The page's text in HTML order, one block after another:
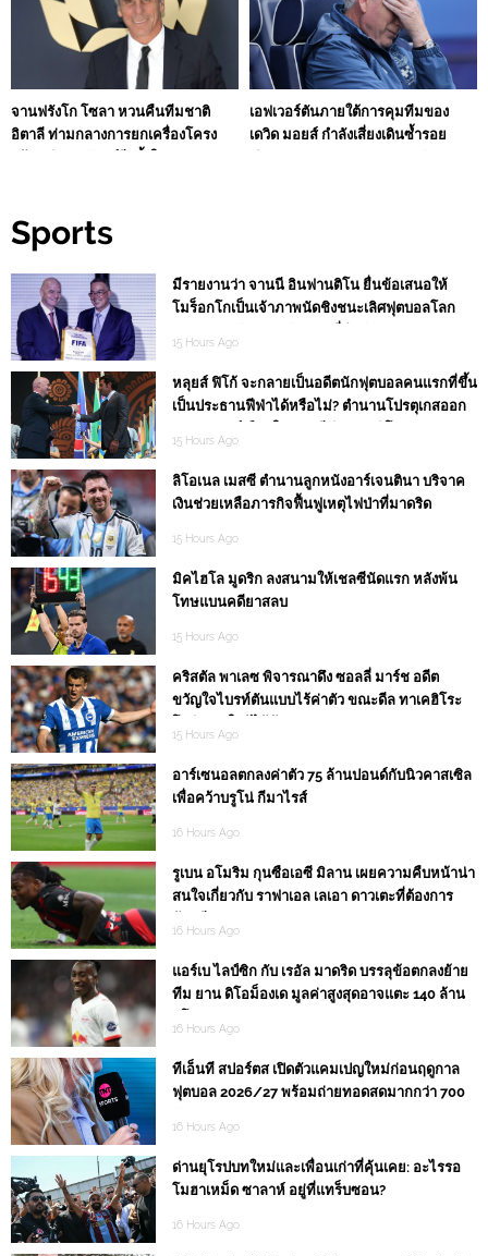
จานฟรังโก โซลา หวนคืนทีมชาติ
อิตาลี ท่ามกลางการยกเครื่องโครง
เอฟเวอร์ตันภายใต้การคุมทีมของ
เดวิด มอยส์ กำลังเสี่ยงเดินซ้ำรอย
Sports
มีรายงานว่า จานนี อินฟานติโน ยื่นข้อเสนอให้
โมร็อกโกเป็นเจ้าภาพนัดชิงชนะเลิศฟุตบอลโลก
15 Hours Ago
หลุยส์ ฟิโก้ จะกลายเป็นอดีตนักฟุตบอลคนแรกที่ขึ้น
เป็นประธานฟีฟ่าได้หรือไม่? ตำนานโปรตุเกสออก
15 Hours Ago
ลิโอเนล เมสซี ตำนานลูกหนังอาร์เจนตินา บริจาค
เงินช่วยเหลือภารกิจฟื้นฟูเหตุไฟป่าที่มาดริด
15 Hours Ago
มิคไฮโล มูดริก ลงสนามให้เชลซีนัดแรก หลังพ้น
โทษแบนคดียาสลบ
15 Hours Ago
คริสตัล พาเลซ พิจารณาดึง ซอลลี่ มาร์ช อดีต
ขวัญใจไบรท์ตันแบบไร้ค่าตัว ขณะดีล ทาเคฮิโระ
15 Hours Ago
อาร์เซนอลตกลงค่าตัว 75 ล้านปอนด์กับนิวคาสเซิล
เพื่อคว้าบรูโน่ กีมาไรส์
16 Hours Ago
รูเบน อโมริม กุนซือเอซี มิลาน เผยความคืบหน้าน่า
สนใจเกี่ยวกับ ราฟาเอล เลเอา ดาวเตะที่ต้องการ
16 Hours Ago
แอร์เบ ไลป์ซิก กับ เรอัล มาดริด บรรลุข้อตกลงย้าย
ทีม ยาน ดิโอม็องเด มูลค่าสูงสุดอาจแตะ 140 ล้าน
16 Hours Ago
ทีเอ็นที สปอร์ตส เปิดตัวแคมเปญใหม่ก่อนฤดูกาล
ฟุตบอล 2026/27 พร้อมถ่ายทอดสดมากกว่า 700
16 Hours Ago
ด่านยุโรปบทใหม่และเพื่อนเก่าที่คุ้นเคย: อะไรรอ
โมฮาเหม็ด ซาลาห์ อยู่ที่แทร็บซอน?
16 Hours Ago